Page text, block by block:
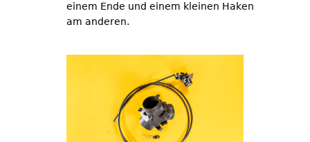
einem Ende und einem kleinen Haken
am anderen.